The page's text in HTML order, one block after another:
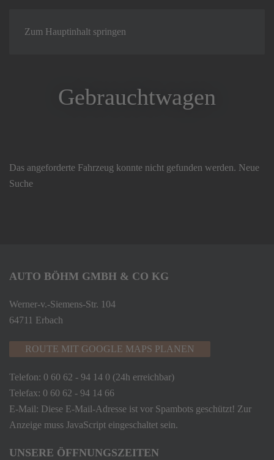
Zum Hauptinhalt springen
Gebrauchtwagen
Das angeforderte Fahrzeug konnte nicht gefunden werden. Neue
Suche
AUTO BÖHM GMBH & CO KG
Werner-v.-Siemens-Str. 104
64711 Erbach
ROUTE MIT GOOGLE MAPS PLANEN
Telefon: 0 60 62 - 94 14 0 (24h erreichbar)
Telefax: 0 60 62 - 94 14 66
E-Mail: Diese E-Mail-Adresse ist vor Spambots geschützt! Zur
Anzeige muss JavaScript eingeschaltet sein.
UNSERE ÖFFNUNGSZEITEN